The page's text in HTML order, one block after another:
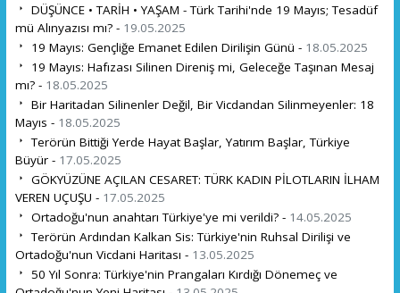
DÜŞÜNCE • TARİH • YAŞAM - Türk Tarihi'nde 19 Mayıs; Tesadüf
mü Alınyazısı mı? - 19.05.2025
19 Mayıs: Gençliğe Emanet Edilen Dirilişin Günü - 18.05.2025
19 Mayıs: Hafızası Silinen Direniş mi, Geleceğe Taşınan Mesaj
mı? - 18.05.2025
Bir Haritadan Silinenler Değil, Bir Vicdandan Silinmeyenler: 18
Mayıs - 18.05.2025
Terörün Bittiği Yerde Hayat Başlar, Yatırım Başlar, Türkiye
Büyür - 17.05.2025
GÖKYÜZÜNE AÇILAN CESARET: TÜRK KADIN PİLOTLARIN İLHAM
VEREN UÇUŞU - 17.05.2025
Ortadoğu'nun anahtarı Türkiye'ye mi verildi? - 14.05.2025
Terörün Ardından Kalkan Sis: Türkiye'nin Ruhsal Dirilişi ve
Ortadoğu'nun Vicdani Haritası - 13.05.2025
50 Yıl Sonra: Türkiye'nin Prangaları Kırdığı Dönemeç ve